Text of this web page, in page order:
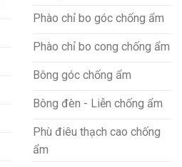
Phào chỉ bo góc chống ẩm
Phào chỉ bo cong chống ẩm
Bông góc chống ẩm
Bông đèn - Liễn chống ẩm
Phù điêu thạch cao chống
ẩm